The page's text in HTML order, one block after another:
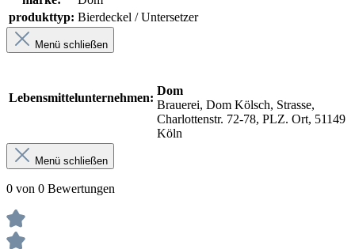
produkttyp: Bierdeckel / Untersetzer
Menü schließen
Lebensmittelunternehmen:
Dom
Brauerei, Dom Kölsch, Strasse,
Charlottenstr. 72-78, PLZ. Ort, 51149
Köln
Menü schließen
0 von 0 Bewertungen